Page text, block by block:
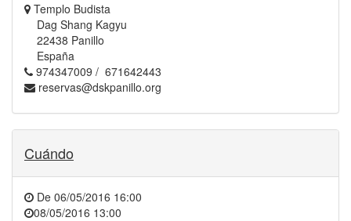
Templo Budista
Dag Shang Kagyu
22438 Panillo
España
974347009 / 671642443
reservas@dskpanillo.org
Cuándo
De 06/05/2016 16:00
08/05/2016 13:00